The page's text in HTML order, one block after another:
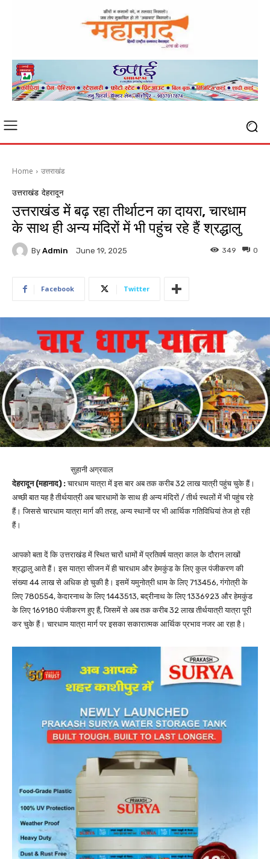
Home उत्तराखंड
उत्तराखंड देहरादून
उत्तराखंड में बढ़ रहा तीर्थाटन का दायरा, चारधाम
के साथ ही अन्य मंदिरों में भी पहुंच रहे हैं श्रद्धालु
By Admin June 19, 2025 0
349
Facebook Twitter
सुहानी अग्रवाल
देहरादून (महानाद) :चारधाम यात्रा में इस बार अब तक करीब 32 लाख यात्री पहुंच चुके हैं।
अच्छी बात यह है तीर्थयात्री अब चारधामों के साथ ही अन्य मंदिरों / तीर्थ स्थलों में भी पहुंच रहे
हैं। जिससे चारधाम यात्रा मार्ग की तरह, अन्य स्थानों पर भी आर्थिक गतिविधियां तेज हो रही
हैं।
आपको बता दें कि उत्तराखंड में स्थित चारों धामों में प्रतिवर्ष यात्रा काल के दौरान लाखों
श्रद्धालु आते हैं। इस यात्रा सीजन में ही चारधाम और हेमकुंड के लिए कुल पंजीकरण की
संख्या 44 लाख से अधिक हो चुकी है। इसमें यमुनोत्री धाम के लिए 713456, गंगोत्री के
लिए 780554, केदारनाथ के लिए 1443513, बद्रीनाथ के लिए 1336923 और हेमकुंड
के लिए 169180 पंजीकरण हुए हैं, जिसमें से अब तक करीब 32 लाख तीर्थयात्री यात्रा पूरी
कर चुके हैं। चारधाम यात्रा मार्ग पर इसका सकारात्मक आर्थिक प्रभाव नजर आ रहा है।